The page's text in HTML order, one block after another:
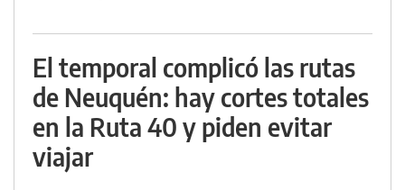
El temporal complicó las rutas
de Neuquén: hay cortes totales
en la Ruta 40 y piden evitar
viajar